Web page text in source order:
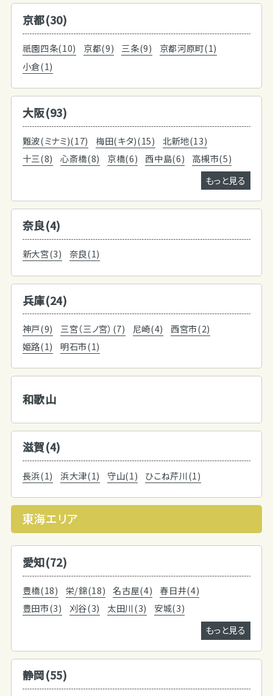
京都(30)
祇園四条(10) 京都(9) 三条(9)
京都河原町(1)
小倉(1)
大阪(93)
難波(ミナミ)(17) 梅田(キタ)(15)
北新地(13)
十三(8)
心斎橋(8) 京橋(6) 西中島(6)
高槻市(5)
もっと見る
奈良(4)
新大宮(3) 奈良(1)
兵庫(24)
神戸(9) 三宮（三ノ宮）(7) 尼崎(4)
西宮市(2)
姫路(1)
明石市(1)
和歌山
滋賀(4)
長浜(1) 浜大津(1) 守山(1) ひこね芹川(1)
東海エリア
愛知(72)
豊橋(18) 栄/錦(18) 名古屋(4)
春日井(4)
豊田市(3)
刈谷(3) 太田川(3)
安城(3)
もっと見る
静岡(55)